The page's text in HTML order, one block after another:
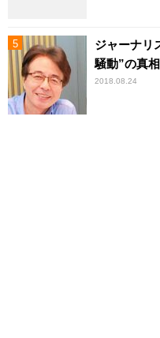
ジャーナリ
騒動”の真
2018.08.24